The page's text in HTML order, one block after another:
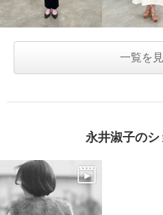
一覧を
永井淑子の